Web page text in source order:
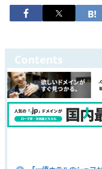
Contents